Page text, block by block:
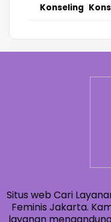
Konseling
Situs web Cari
Feminis Jakarta.